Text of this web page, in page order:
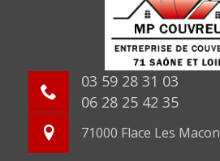
03 59 28 31 03
06 28 25 42 35
71000 Flace Les Macon